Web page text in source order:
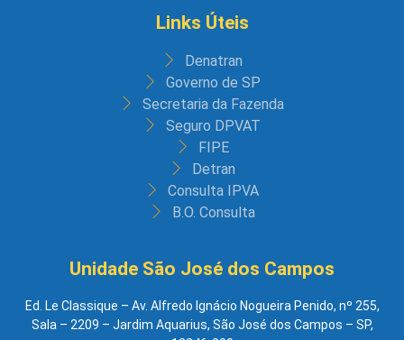
Links Úteis
Denatran
Governo de SP
Secretaria da Fazenda
Seguro DPVAT
FIPE
Detran
Consulta IPVA
B.O. Consulta
Unidade São José dos Campos
Ed. Le Classique – Av. Alfredo Ignácio Nogueira Penido, nº 255,
Sala – 2209 – Jardim Aquarius, São José dos Campos – SP,